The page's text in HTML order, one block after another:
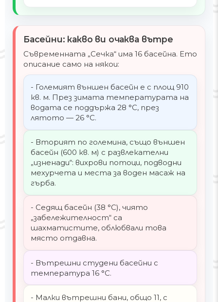
Басейни: какво ви очаква вътре
Съвременната „Сечка“ има 16 басейна. Ето
описание само на някои:
- Големият външен басейн е с площ 910
кв. м. През зимата температурата на
водата се поддържа 28 °C, през
лятото — 26 °C.
- Вторият по големина, също външен
басейн (600 кв. м) с развлекателни
„изненади“: вихрови потоци, подводни
мехурчета и места за воден масаж на
гърба.
- Седящ басейн (38 °C), чиято
„забележителност“ са
шахматистите, облюбвали това
място отдавна.
- Вътрешни студени басейни с
температура 16 °C.
- Малки вътрешни бани, общо 11, с